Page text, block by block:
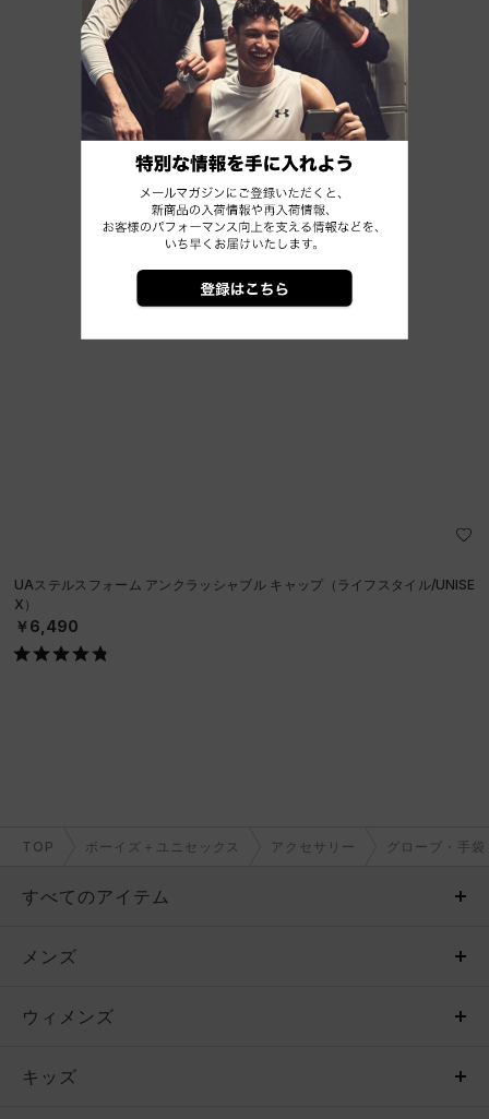
UAステルスフォーム アンクラッシャブル キャップ（ライフスタイル/UNISE
X）
￥6,490
TOP ボーイズ＋ユニセックス アクセサリー グローブ・手袋
すべてのアイテム
メンズ
ウィメンズ
キッズ
メンズ
トップス
ボトムス
ウィメンズ
トップス
キッズ